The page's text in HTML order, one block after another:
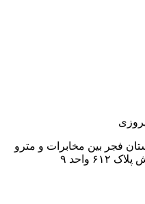
فجر بین مخابرات و مترو
واحد ۹